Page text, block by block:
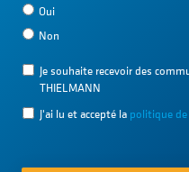
Oui
Non
Je souhaite recevoir des
THIELMANN
J'ai lu et accepté la politique